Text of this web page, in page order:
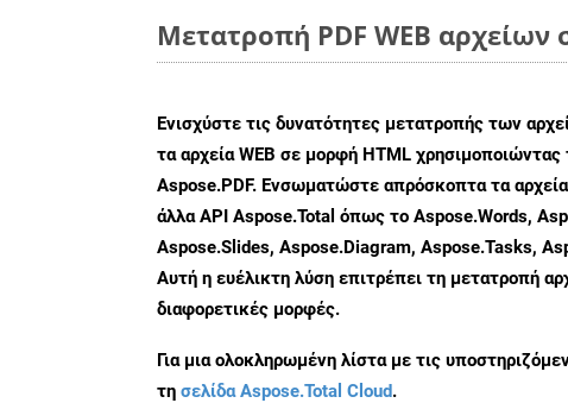
Μετατροπή PDF WEB αρχείων
Ενισχύστε τις δυνατότητες μετατροπής των
τα αρχεία WEB σε μορφή HTML χρησιμοποιώντας
Aspose.PDF. Ενσωματώστε απρόσκοπτα τα
άλλα API Aspose.Total όπως το Aspose.Words,
Aspose.Slides, Aspose.Diagram, Aspose.Tasks,
Αυτή η ευέλικτη λύση επιτρέπει τη μετατροπή
διαφορετικές μορφές.
Για μια ολοκληρωμένη λίστα με τις
τη σελίδα Aspose.Total Cloud.